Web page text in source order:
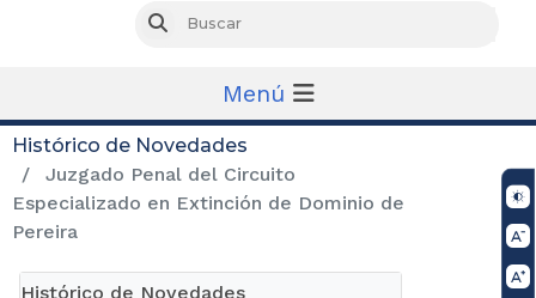
Buscar
Menú
Histórico de Novedades
Juzgado Penal del Circuito
Especializado en Extinción de Dominio de
Pereira
Histórico de Novedades